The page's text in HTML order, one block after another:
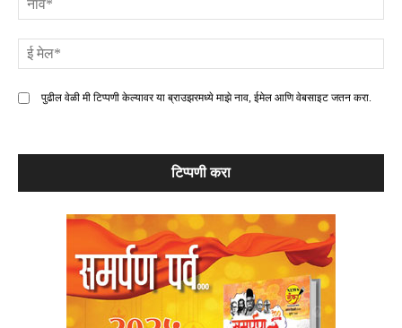
पुढील वेळी मी टिप्पणी केल्यावर या ब्राउझरमध्ये माझे नाव, ईमेल आणि वेबसाइट जतन करा.